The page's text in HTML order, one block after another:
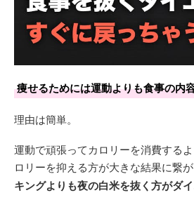
痩せるためには運動よりも食事の内
理由は簡単。
運動で頑張ってカロリーを消費する
ロリーを抑える方が大きな結果に繋が
キングよりも夜の白米を抜く方がダ